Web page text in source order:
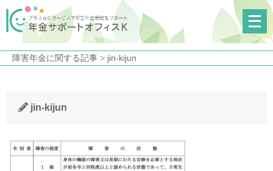
メ
ニ
ュ
ー
障害年金に関する記事 > jin-kijun
jin-kijun